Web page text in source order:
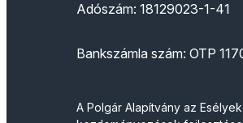
Adószám: 18129023-1-41
Bankszámla szám: OTP
A Polgár Alapítvány az